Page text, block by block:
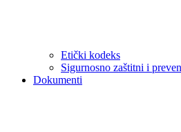
Etički kodeks
Sigurnosno zaštitni i
Dokumenti